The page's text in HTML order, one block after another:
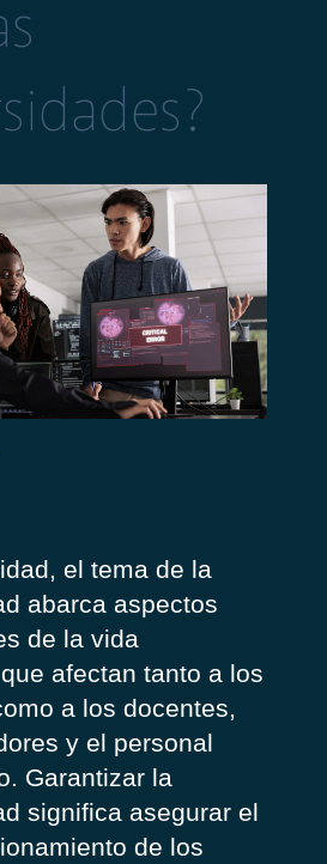
el tema de la
abarca aspectos
de la vida
afectan tanto a los
alos docentes,
y el personal
. Garantizar la
significa asegurar el
de los